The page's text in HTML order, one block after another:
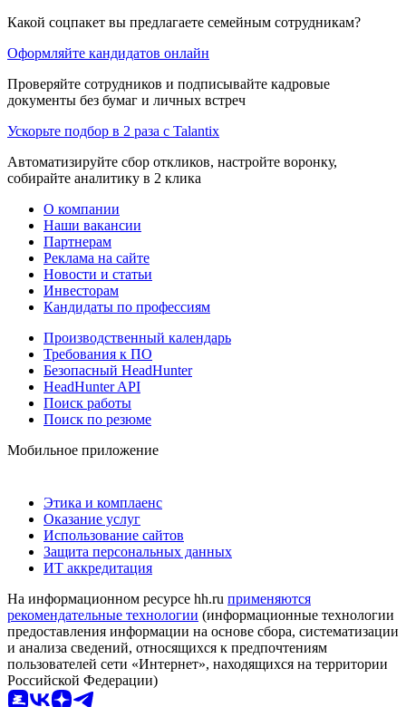
Какой соцпакет вы предлагаете семейным сотрудникам?
Оформляйте кандидатов онлайн
Проверяйте сотрудников и подписывайте кадровые
документы без бумаг и личных встреч
Ускорьте подбор в 2 раза с Talantix
Автоматизируйте сбор откликов, настройте воронку,
собирайте аналитику в 2 клика
О компании
Наши вакансии
Партнерам
Реклама на сайте
Новости и статьи
Инвесторам
Кандидаты по профессиям
Производственный календарь
Требования к ПО
Безопасный HeadHunter
HeadHunter API
Поиск работы
Поиск по резюме
Мобильное приложение
Этика и комплаенс
Оказание услуг
Использование сайтов
Защита персональных данных
ИТ аккредитация
На информационном ресурсе hh.ru применяются
рекомендательные технологии (информационные технологии
предоставления информации на основе сбора, систематизации
и анализа сведений, относящихся к предпочтениям
пользователей сети «Интернет», находящихся на территории
Российской Федерации)